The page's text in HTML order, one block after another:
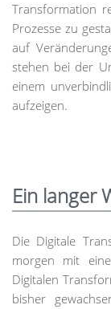
Transformation
Prozesse zu
auf
stehen bei der
einem
aufzeigen.
Ein langer
Die Digitale
morgen mit
Digitalen
bisher